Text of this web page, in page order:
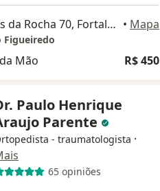
Rua Professor Dias da Rocha 70, Fortaleza • Mapa
Figueiredo
Mão R$ 450
Paulo Henrique
Parente
- traumatologista ·
65 opiniões